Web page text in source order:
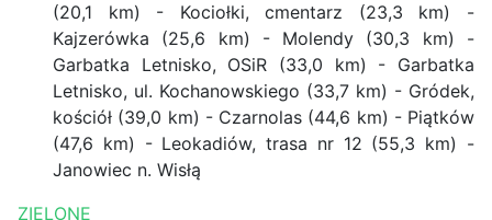
(20,1 km) - Kociołki, cmentarz (23,3 km) -
Kajzerówka (25,6 km) - Molendy (30,3 km) -
Garbatka Letnisko, OSiR (33,0 km) - Garbatka
Letnisko, ul. Kochanowskiego (33,7 km) - Gródek,
kościół (39,0 km) - Czarnolas (44,6 km) - Piątków
(47,6 km) - Leokadiów, trasa nr 12 (55,3 km) -
Janowiec n. Wisłą
ZIELONE